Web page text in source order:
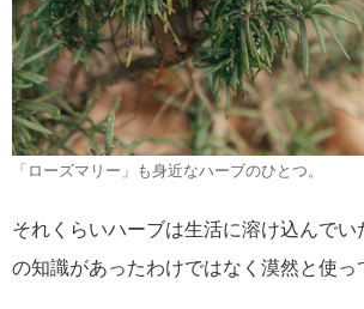
「ローズマリー」も身近なハーブのひとつ。
それくらいハーブは生活に溶け込んでい
の知識があったわけではなく漠然と使っ